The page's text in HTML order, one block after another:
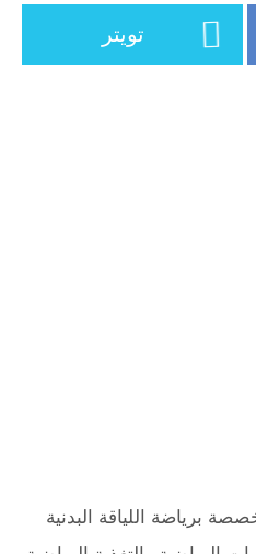
تويتر
برياضة اللياقة البدنية